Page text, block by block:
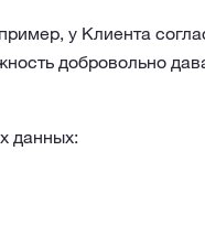
у Клиента
добровольно
данных: